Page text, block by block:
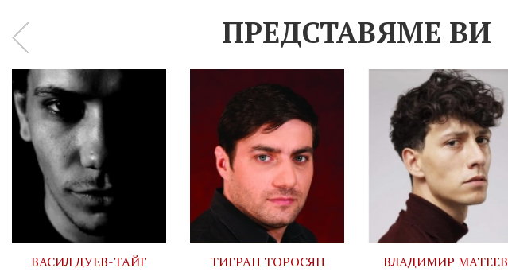
ПРЕДСТАВЯМЕ ВИ
ВАСИЛ ДУЕВ-ТАЙГ ТИГРАН ТОРОСЯН ВЛАДИМИР МАТЕЕВ
‹